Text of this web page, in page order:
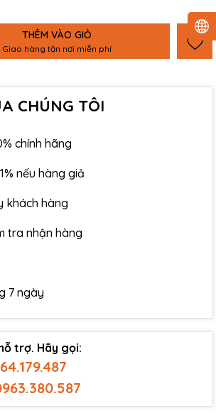
THÊM VÀO GIỎ
Giao hàng tận nơi miễn phí
CHÚNG TÔI
chính hãng
nếu hàng giả
khách hàng
tra nhận hàng
7 ngày
trợ. Hãy gọi: